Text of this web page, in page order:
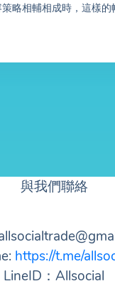
略相輔相成時，這樣的
與我們聯絡
https://t.me/
LineID：Allsocial